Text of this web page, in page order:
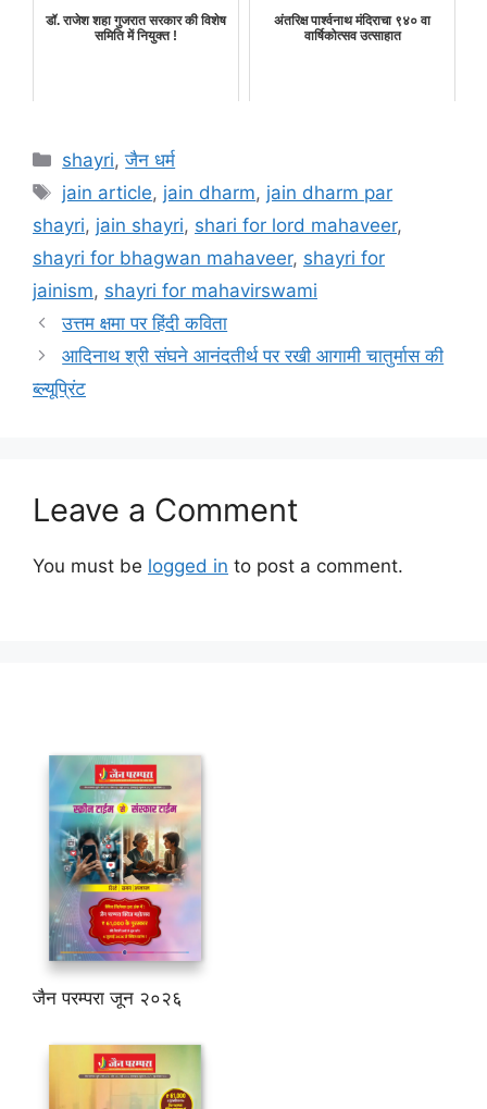
डॉ. राजेश शहा गुजरात सरकार की विशेष
समिति में नियुक्त !
अंतरिक्ष पार्श्वनाथ मंदिराचा ९४० वा
वार्षिकोत्सव उत्साहात
Categories
shayri,जैन धर्म
Tags
jain article, jain dharm, jain dharm par
shayri, jain shayri, shari for lord mahaveer,
shayri for bhagwan mahaveer, shayri for
jainism, shayri for mahavirswami
उत्तम क्षमा पर हिंदी कविता
आदिनाथ श्री संघने आनंदतीर्थ पर रखी आगामी चातुर्मास की
ब्ल्यूप्रिंट
Leave a Comment
You must be logged in to post a comment.
जैन परम्परा जून २०२६